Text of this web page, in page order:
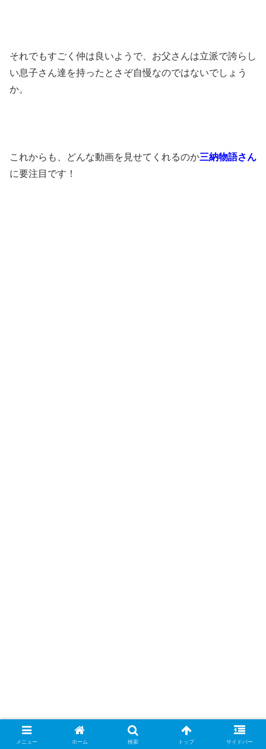
それでもすごく仲は良いようで、お父さんは立派で誇らし
い息子さん達を持ったとさぞ自慢なのではないでしょう
か。
これからも、どんな動画を見せてくれるのか三納物語さん
に要注目です！
メニュー ホーム 検索 トップ サイドバー